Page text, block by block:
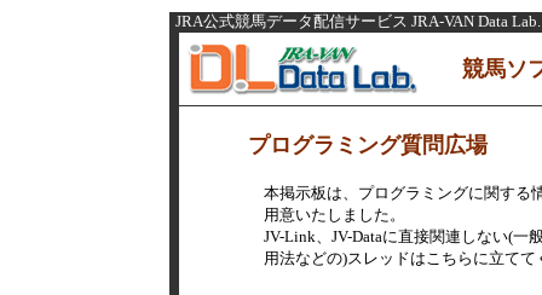
JRA公式競馬データ配信サービス JRA-VAN Data Lab.
競馬ソ
プログラミング質問広場
本掲示板は、プログラミングに関する
用意いたしました。
JV-Link、JV-Dataに直接関連しない(一
用法などの)スレッドはこちらに立てて